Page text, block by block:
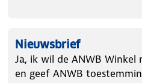
Nieuwsbrief
Ja, ik wil de ANWB
en geef ANWB